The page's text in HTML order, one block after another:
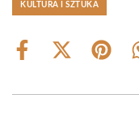
KULTURA I SZTUKA
Share
Share
(Twitter)
Share